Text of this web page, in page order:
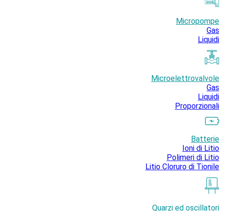
Micropompe
Gas
Liquidi
Microelettrovalvole
Gas
Liquidi
Proporzionali
Batterie
Ioni di Litio
Polimeri di Litio
Litio Cloruro di Tionile
Quarzi ed oscillatori